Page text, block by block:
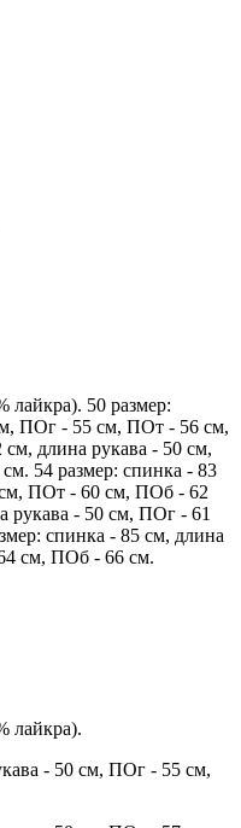
лайкра). 50 размер:
ПОг - 55 см, ПОт - 56 см,
длина рукава - 50 см,
54 размер: спинка - 83
ПОт - 60 см, ПОб - 62
рукава - 50 см, ПОг - 61
спинка - 85 см, длина
см, ПОб - 66 см.
лайкра).
- 50 см, ПОг - 55 см,